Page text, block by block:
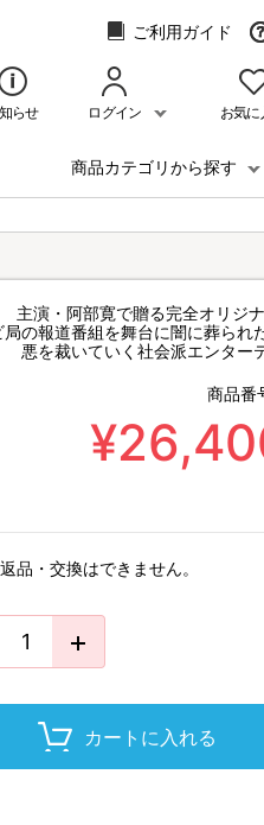
ご利用ガイド
らせ ログイン お気に
商品カテゴリから探す
主演・阿部寛で贈る完全オリジ
局の報道番組を舞台に闇に葬られ
悪を裁いていく社会派エンター
商品番
品・交換はできません。
カートに入れる